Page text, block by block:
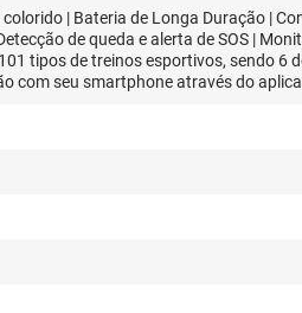
| Bateria de Longa Duração |
de queda e alerta de SOS |
tipos de treinos esportivos, sendo 6
com seu smartphone através do